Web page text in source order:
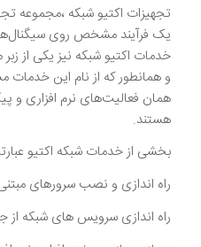
تجهیزات اکتیو شبکه ،مجموعه
یک فرآیند مشخص روی سیگنال‌ها
خدمات اکتیو شبکه نیز یکی از
و همانطور که از نام این
همان فعالیت‌های نرم افزاری و
هستند.
بخشی از خدمات شبکه اکتیو
راه اندازی و نصب سرورهای
راه اندازی سرویس های شبکه از